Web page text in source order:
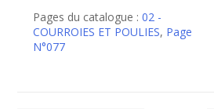
Pages du catalogue :02 -
COURROIES ET POULIES, Page
N°077